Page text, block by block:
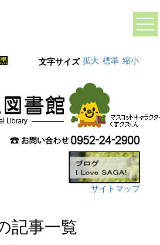
黒 文字サイズ 拡大 標準 縮小
サイトマップ
記事一覧